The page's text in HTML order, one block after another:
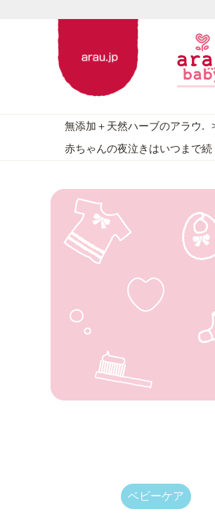
無添加＋天然ハーブのアラウ.
赤ちゃんの夜泣きはいつまで